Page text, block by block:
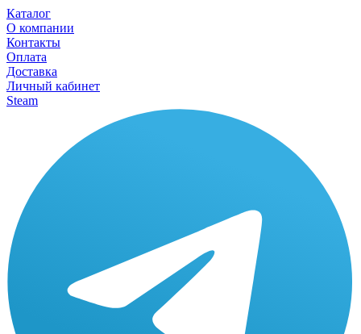
Каталог
О компании
Контакты
Оплата
Доставка
Личный кабинет
Steam